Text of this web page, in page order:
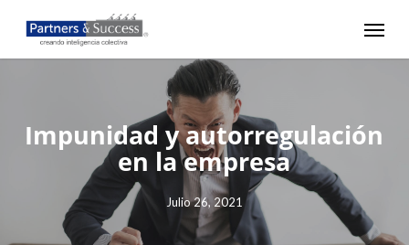
main
content
Menu
Impunidad y autorregulación
en la empresa
Julio 26, 2021